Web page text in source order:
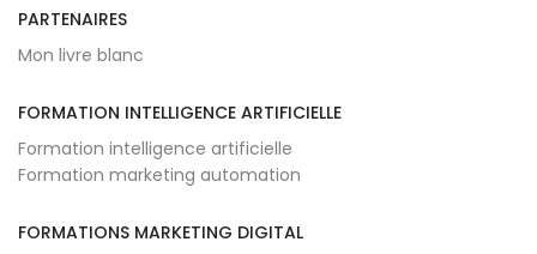
PARTENAIRES
Mon livre blanc
FORMATION INTELLIGENCE ARTIFICIELLE
Formation intelligence artificielle
Formation marketing automation
FORMATIONS MARKETING DIGITAL